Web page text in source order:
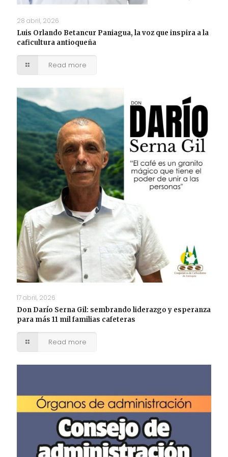
28 abril, 2026
Luis Orlando Betancur Paniagua, la voz que inspira a la
caficultura antioqueña
Read more
17 abril, 2026
Don Darío Serna Gil: sembrando liderazgo y esperanza
para más 11 mil familias cafeteras
Read more